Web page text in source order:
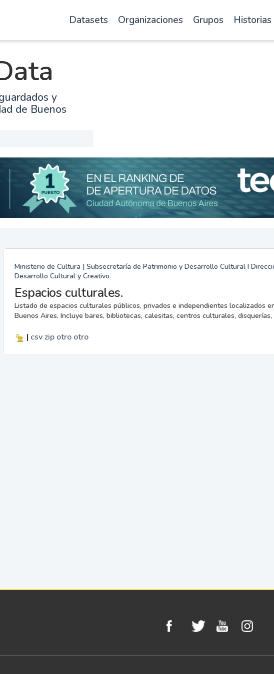
Datasets Organizaciones Grupos Historias
y
de Buenos
Ministerio de Cultura | Subsecretaría de Patrimonio y Desarrollo Cultural I
Desarrollo Cultural y Creativo.
Espacios culturales.
Listado de espacios culturales públicos, privados e independientes localizados
Buenos Aires. Incluye bares, bibliotecas, calesitas, centros culturales, disquerías,
| csvzip otro otro